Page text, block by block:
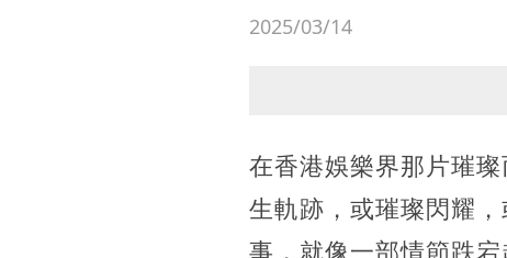
2025/03/14
在香港娛樂界那片璀
生軌跡，或璀璨閃耀
事，就像一部情節跌